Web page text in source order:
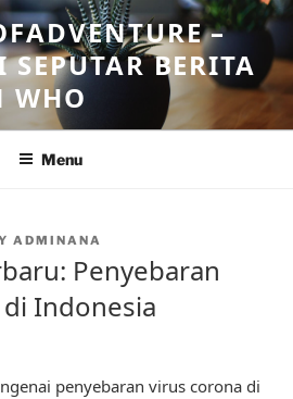
–
BERITA
WHO
Menu
ADMINANA
Penyebaran
Indonesia
penyebaran virus corona di